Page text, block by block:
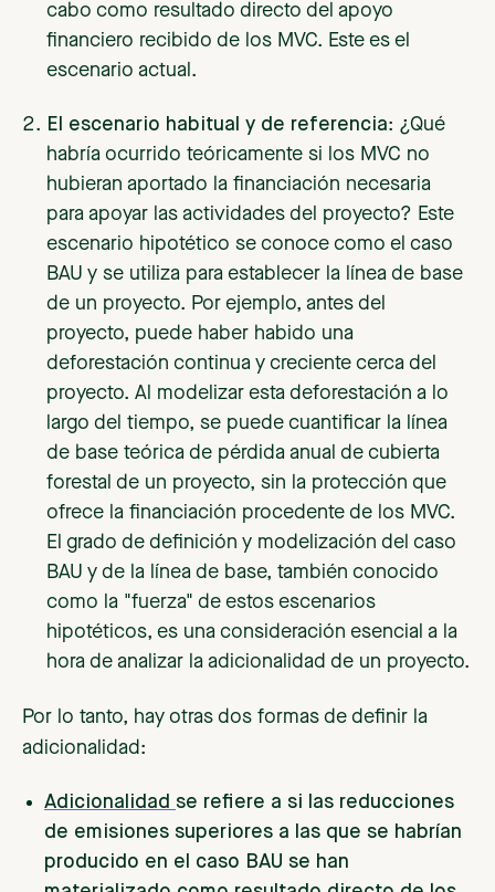
cabo como resultado directo del apoyo
financiero recibido de los MVC. Este es el
escenario actual.
El escenario habitual y de referencia: ¿Qué
habría ocurrido teóricamente si los MVC no
hubieran aportado la financiación necesaria
para apoyar las actividades del proyecto? Este
escenario hipotético se conoce como el caso
BAU y se utiliza para establecer la línea de base
de un proyecto. Por ejemplo, antes del
proyecto, puede haber habido una
deforestación continua y creciente cerca del
proyecto. Al modelizar esta deforestación a lo
largo del tiempo, se puede cuantificar la línea
de base teórica de pérdida anual de cubierta
forestal de un proyecto, sin la protección que
ofrece la financiación procedente de los MVC.
El grado de definición y modelización del caso
BAU y de la línea de base, también conocido
como la "fuerza" de estos escenarios
hipotéticos, es una consideración esencial a la
hora de analizar la adicionalidad de un proyecto.
Por lo tanto, hay otras dos formas de definir la
adicionalidad:
Adicionalidad se refiere a si las reducciones
de emisiones superiores a las que se habrían
producido en el caso BAU se han